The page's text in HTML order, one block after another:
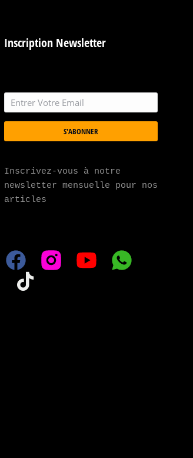
Inscription Newsletter
S'ABONNER
Inscrivez-vous à notre
newsletter mensuelle pour nos
articles